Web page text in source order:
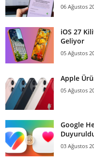
06 Ağustos
iOS 27
Geliyor
05 Ağustos
Apple
05 Ağustos
Google
03 Ağustos